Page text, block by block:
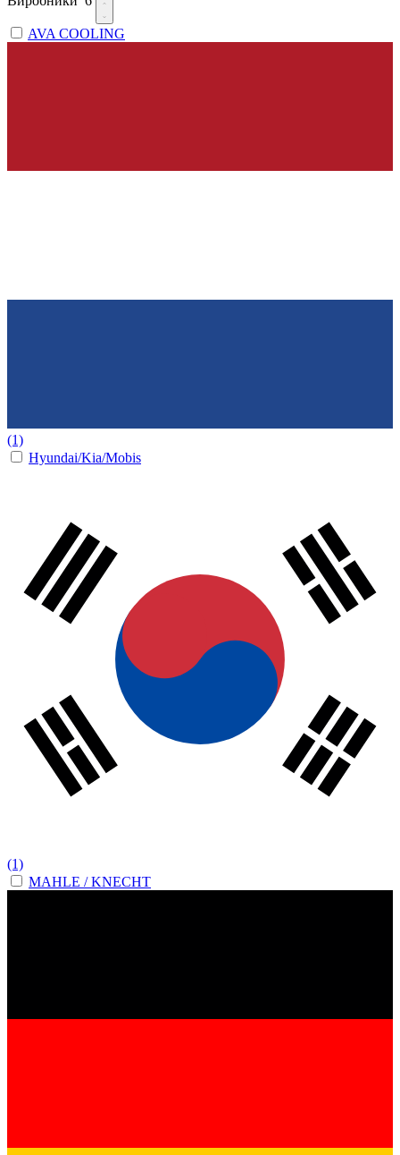
AVA COOLING
(1)
Hyundai/Kia/Mobis
(1)
MAHLE / KNECHT